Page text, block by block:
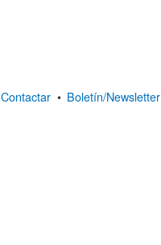
Contactar • Boletín/Newsletter